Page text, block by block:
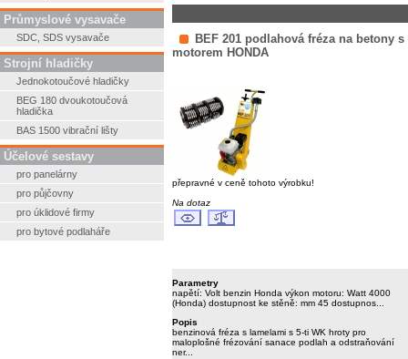
Průmyslové vysavače
SDC, SDS vysavače
Strojní hladičky
Jednokotoučové hladičky
BEG 180 dvoukotoučová
hladička
BAS 1500 vibrační lišty
Účelové sestavy
pro panelárny
pro půjčovny
pro úklidové firmy
pro bytové podlaháře
BEF 201 podlahová fréza na betony s
motorem HONDA
přepravné v ceně tohoto výrobku!
Na dotaz
Parametry
napětí: Volt benzin Honda výkon motoru: Watt 4000
(Honda) dostupnost ke stěně: mm 45 dostupnos...
Popis
benzinová fréza s lamelami s 5-ti WK hroty pro
maloplošné frézování sanace podlah a odstraňování
ner...